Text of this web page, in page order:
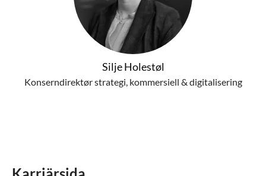
Silje Holestøl
Konserndirektør strategi, kommersiell & digitalisering